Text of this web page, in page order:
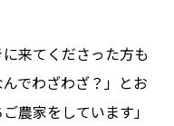
来てくださった方も
でわざわざ？」とお
農家をしています」